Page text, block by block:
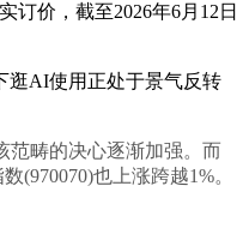
订价，截至2026年6月12日
逛AI使用正处于景气反转
畴的决心逐渐加强。而
也上涨跨越1%。